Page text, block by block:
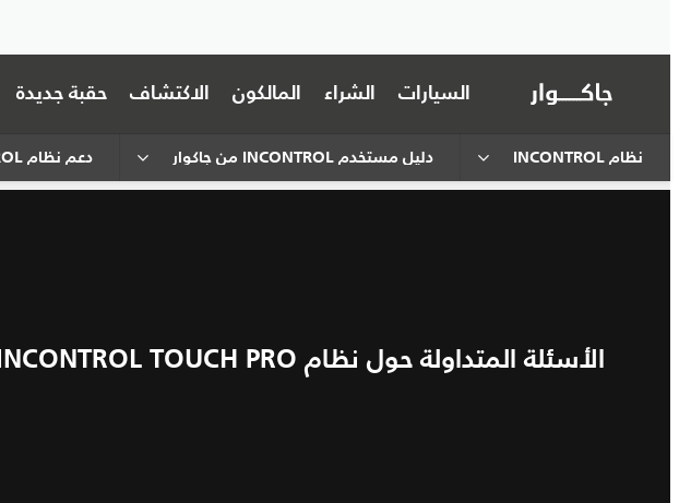
السيارات الشراء المالكون الاكتشاف حقبة جديدة
نظام INCONTROL دليل مستخدم INCONTROL من جاكوار دعم نظام INCONTROL
الأسئلة المتداولة حول نظام INCONTROL TOUCH PRO